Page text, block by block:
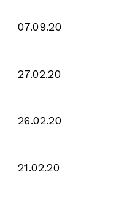
07.09.20
27.02.20
26.02.20
21.02.20